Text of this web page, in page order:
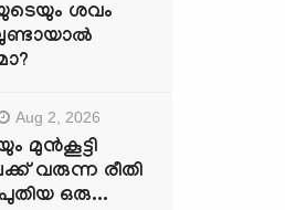
ശവം
Aug 2, 2026
മുൻകൂട്ടി
വരുന്ന രീതി
ഒരു...